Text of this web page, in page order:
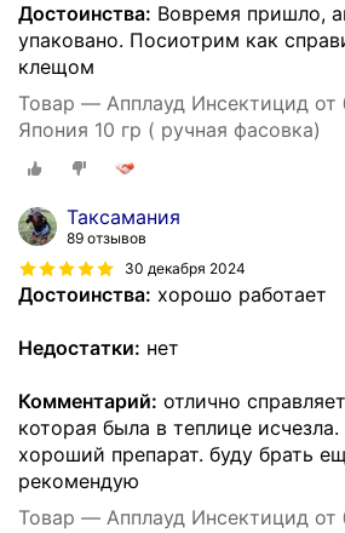
Достоинства: Вовремя пришло,
упаковано. Посиотрим как
клещом
Товар — Апплауд Инсектицид от
Япония 10 гр ( ручная фасовка)
Таксамания
89 отзывов
30 декабря 2024
Достоинства: хорошо работает
Недостатки: нет
Комментарий: отлично
которая была в теплице исчезла.
хороший препарат. буду брать
рекомендую
Товар — Апплауд Инсектицид от